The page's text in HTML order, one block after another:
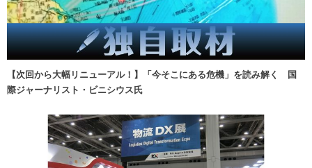
【次回から大幅リニューアル！】「今そこにある危機」を読み解く 国
際ジャーナリスト・ビニシウス氏